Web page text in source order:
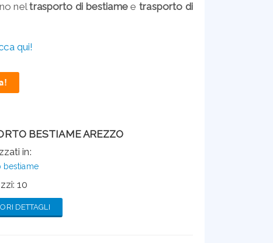
neltrasporto di bestiameetrasporto di
qui!
BESTIAME AREZZO
in:
bestiame
10
DETTAGLI